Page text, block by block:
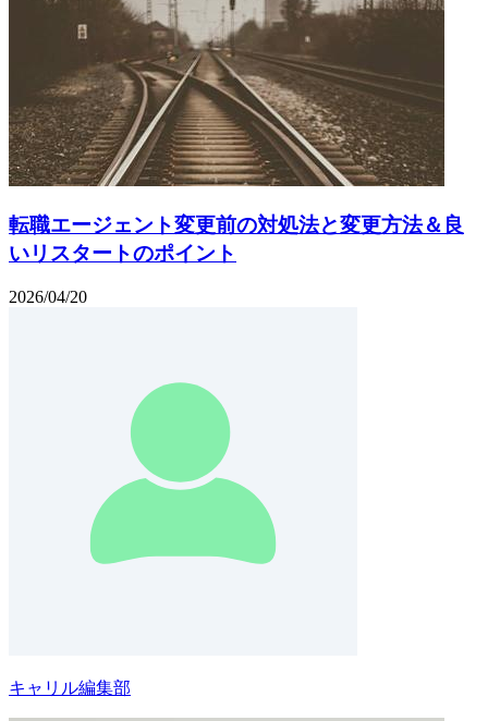
転職エージェント変更前の対処法と変更方法＆良
いリスタートのポイント
2026/04/20
キャリル編集部